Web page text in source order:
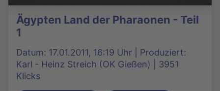
Ägypten Land der Pharaonen - Teil
1
Datum: 17.01.2011, 16:19 Uhr | Produziert:
Karl - Heinz Streich (OK Gießen) | 3951
Klicks